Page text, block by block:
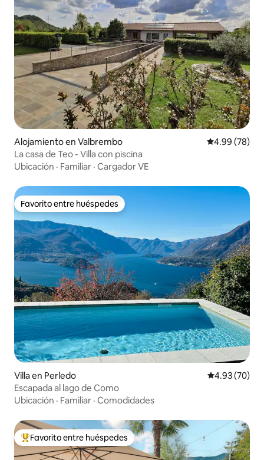
tumba de Giuditta Pasta que murió en
1865.
Alojamiento en Valbrembo Calificación
4.99 (78)
La casa de Teo - Villa con piscina
Ubicación · Familiar · Cargador VE
Favorito entre huéspedes
Favorito entre huéspedes
Villa en Perledo Calificación
4.93 (70)
Escapada al lago de Como
Ubicación · Familiar · Comodidades
Favorito entre huéspedes preferido
Favorito entre huéspedes